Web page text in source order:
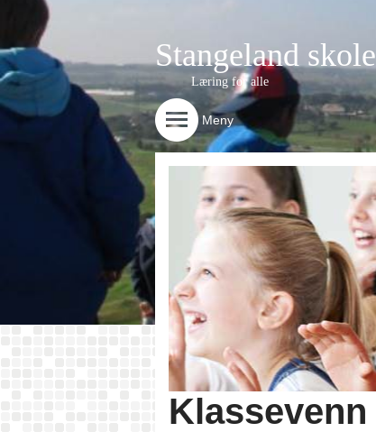
Stangeland skole
Læring for alle
Meny
Klassevenn